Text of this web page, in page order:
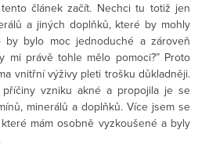
článek začít. Nechci tu totiž jen
a jiných doplňků, které by mohly
by bylo moc jednoduché a zároveň
mi právě tohle mělo pomoci?” Proto
vnitřní výživy pleti trošku důkladněji.
vzniku akné a propojila je se
minerálů a doplňků. Více jsem se
mám osobně vyzkoušené a byly